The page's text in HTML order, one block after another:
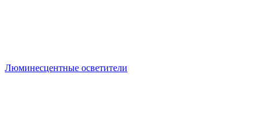
Люминесцентные осветители